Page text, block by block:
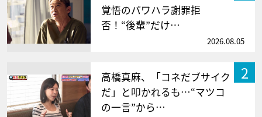
覚悟のパワハラ謝罪拒
否！“後輩”だけ…
2026.08.05
2
高橋真麻、「コネだブサイク
だ」と叩かれるも…“マツコ
の一言”から…